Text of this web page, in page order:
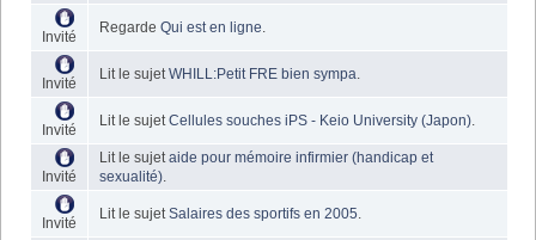
Invité
Regarde Qui est en ligne.
Invité
Lit le sujetWHILL:Petit FRE bien sympa.
Invité
Lit le sujetCellules souches iPS - Keio University (Japon).
Invité
Lit le sujetaide pour mémoire infirmier (handicap et
sexualité).
Invité
Lit le sujetSalaires des sportifs en 2005.